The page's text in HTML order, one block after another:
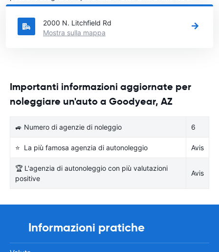
vuole noleggiare l'auto.
2000 N. Litchfield Rd
Mostra sulla mappa
Importanti informazioni aggiornate per
noleggiare un'auto a Goodyear, AZ
🚙 Numero di agenzie di noleggio 6
⭐ La più famosa agenzia di autonoleggio Avis
🏆 L'agenzia di autonoleggio con più valutazioni
positive
Avis
Informazioni pratiche